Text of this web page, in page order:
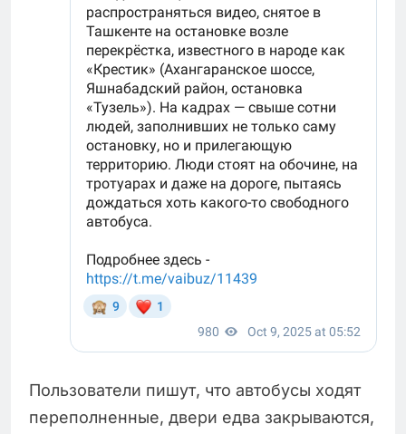
Пользователи пишут, что автобусы ходят
переполненные, двери едва закрываются,